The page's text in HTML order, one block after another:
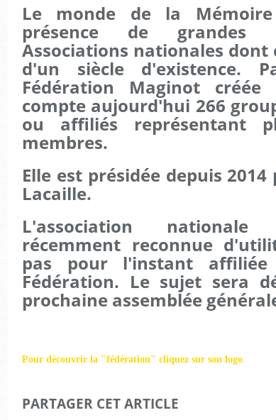
Le monde de la
présence de grandes
Associations nationales
d'un siècle d'existence.
Fédération Maginot
compte aujourd'hui 266
ou affiliés représentant
membres.
Elle est présidée depuis
Lacaille.
L'association
récemment reconnue
pas pour l'instant
Fédération. Le sujet sera
prochaine assemblée
Pour découvrir la "fédération" cliquez sur son logo
PARTAGER CET ARTICLE